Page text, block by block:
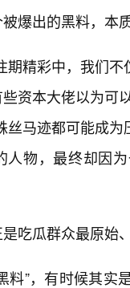
爆出的黑料，本
期精彩中，我们
资本大佬以为可
丝马迹都可能成
人物，最终却因
吃瓜群众最原始
料”，有时候其